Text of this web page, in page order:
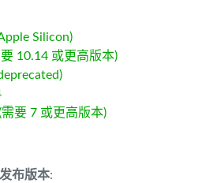
Silicon)
10.14 或更高版本)
要 7 或更高版本)
布版本: